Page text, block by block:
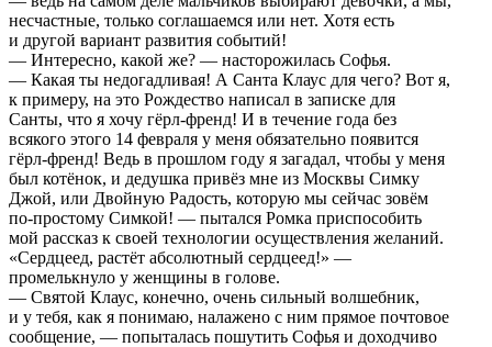
несчастные, только соглашаемся или нет. Хотя есть
и другой вариант развития событий!
— Интересно, какой же? — насторожилась Софья.
— Какая ты недогадливая! А Санта Клаус для чего? Вот я,
к примеру, на это Рождество написал в записке для
Санты, что я хочу гёрл-френд! И в течение года без
всякого этого 14 февраля у меня обязательно появится
гёрл-френд! Ведь в прошлом году я загадал, чтобы у меня
был котёнок, и дедушка привёз мне из Москвы Симку
Джой, или Двойную Радость, которую мы сейчас зовём
по-простому Симкой! — пытался Ромка приспособить
мой рассказ к своей технологии осуществления желаний.
«Сердцеед, растёт абсолютный сердцеед!» —
промелькнуло у женщины в голове.
— Святой Клаус, конечно, очень сильный волшебник,
и у тебя, как я понимаю, налажено с ним прямое почтовое
сообщение, — попыталась пошутить Софья и доходчиво